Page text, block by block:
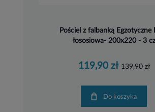
Pościel z falbanką Egzotyczne
łososiowa- 200x220 - 3 cz
119,90 zł 139,90 zł
Do koszyka